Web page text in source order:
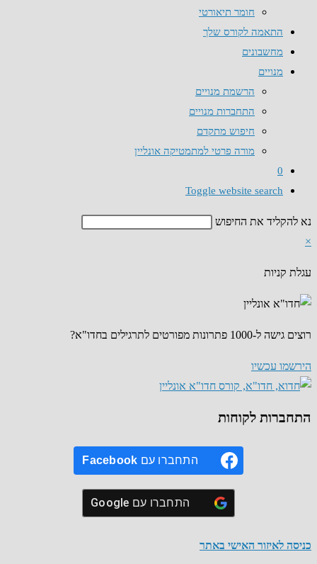
חומר תיאורטי
התאמה לקורס שלך
מחשבונים
מנויים
הרשמת מנויים
התחברות מנויים
חיפוש מתקדם
מורה פרטי למתמטיקה אונליין
0
Toggle website search
נא להקליד את החיפוש
×
עגלת קניות
רוצים גישה ל-1000 פתרונות מפורטים לתרגילים בחדו"א?
הירשמו עכשיו
התחברות לקוחות
התחברו עם Facebook
התחברו עם Google
כניסה לאיזור האישי באתר